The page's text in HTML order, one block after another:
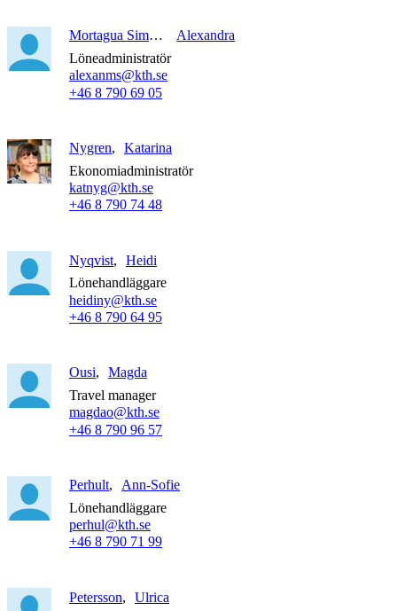
Mortagua Simonetta
Alexandra
Löneadministratör
alexanms@kth.se
+46 8 790 69 05
Nygren
Katarina
Ekonomiadministratör
katnyg@kth.se
+46 8 790 74 48
Nyqvist
Heidi
Lönehandläggare
heidiny@kth.se
+46 8 790 64 95
Ousi
Magda
Travel manager
magdao@kth.se
+46 8 790 96 57
Perhult
Ann-Sofie
Lönehandläggare
perhul@kth.se
+46 8 790 71 99
Petersson
Ulrica